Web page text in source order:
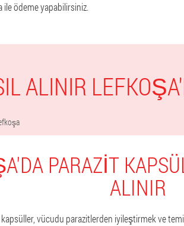
ile ödeme yapabilirsiniz.
ALINIR
PARAZIT
ALINIR
vücudu parazitlerden iyileştirmek ve